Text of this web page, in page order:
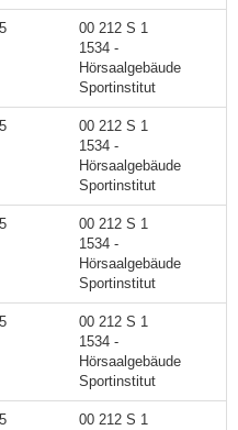
00 212 S 1
1534 -
Hörsaalgebäude
Sportinstitut
00 212 S 1
1534 -
Hörsaalgebäude
Sportinstitut
00 212 S 1
1534 -
Hörsaalgebäude
Sportinstitut
00 212 S 1
1534 -
Hörsaalgebäude
Sportinstitut
00 212 S 1